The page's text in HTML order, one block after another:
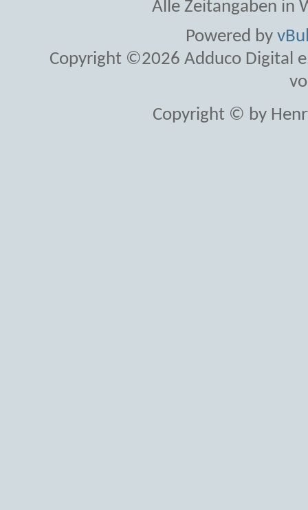
Alle Zeitangaben in
Powered by
Copyright ©2026 Adduco Digital
Copyright © by